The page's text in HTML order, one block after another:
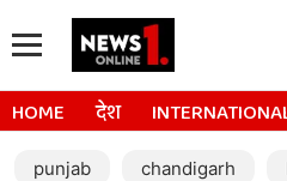
HOME देश
punjab chandigarh